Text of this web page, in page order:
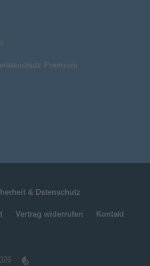
Premium
& Datenschutz
Vertrag widerrufen Kontakt